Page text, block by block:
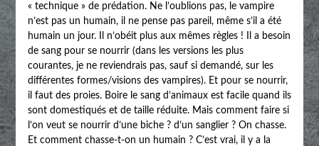
« technique » de prédation. Ne l’oublions pas, le vampire
n’est pas un humain, il ne pense pas pareil, même s’il a été
humain un jour. Il n’obéit plus aux mêmes règles ! Il a besoin
de sang pour se nourrir (dans les versions les plus
courantes, je ne reviendrais pas, sauf si demandé, sur les
différentes formes/visions des vampires). Et pour se nourrir,
il faut des proies. Boire le sang d’animaux est facile quand ils
sont domestiqués et de taille réduite. Mais comment faire si
l’on veut se nourrir d’une biche ? d’un sanglier ? On chasse.
Et comment chasse-t-on un humain ? C’est vrai, il y a la